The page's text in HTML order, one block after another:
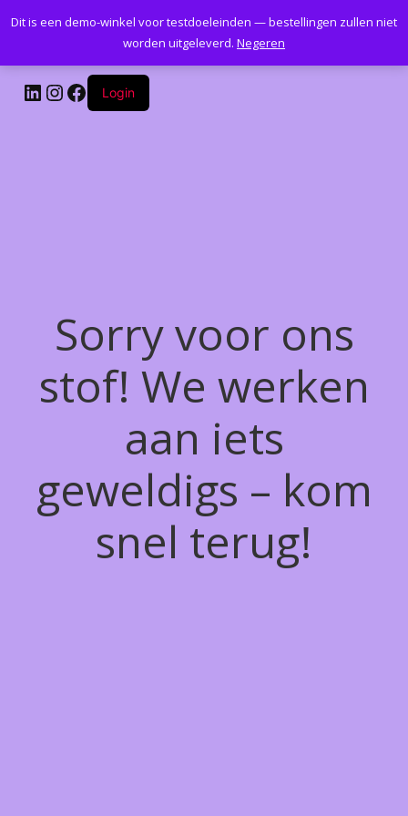
Kantoormeubelenplus.com
LinkedIn
Instagram
Facebook
Login
Sorry voor ons
stof! We werken
aan iets
geweldigs – kom
snel terug!
Dit is een demo-winkel voor testdoeleinden — bestellingen zullen niet
worden uitgeleverd. Negeren